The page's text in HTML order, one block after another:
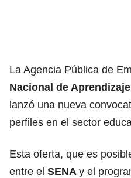
La Agencia Pública de
Nacional de
lanzó una nueva
perfiles en el sector
Esta oferta, que es
entre el SENA y el